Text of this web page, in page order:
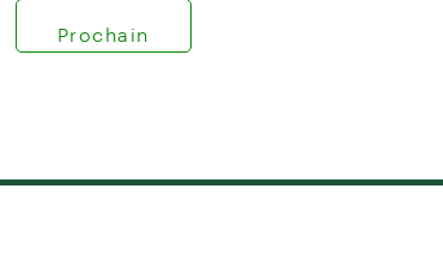
Prochain